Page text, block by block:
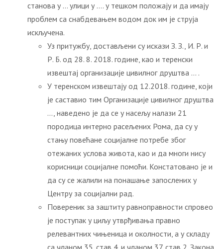
станова у … улици у …. у тешком положају и да имају
проблем са снабдевањем водом док им је струја
искључена.
Уз притужбу, достављени су искази З. З., И. Р. и
Р. Б. од 28. 8. 2018. године, као и теренски
извештај организације цивилног друштва … .
У теренском извештају од 12.2018. године, који
је саставио тим Организације цивилног друштва
…, наведено је да се у насељу налази 21
породица интерно расељених Рома, да су у
стању повећане социјалне потребе због
отежаних услова живота, као и да многи нису
корисници социјалне помоћи. Констатовано је и
да су се жалили на понашање запослених у
Центру за социјални рад.
Повереник за заштиту равноправности спровео
је поступак у циљу утврђивања правно
релевантних чињеница и околности, a у складу
са чланом 35. став 4. и чланом 37. став 2. Закона